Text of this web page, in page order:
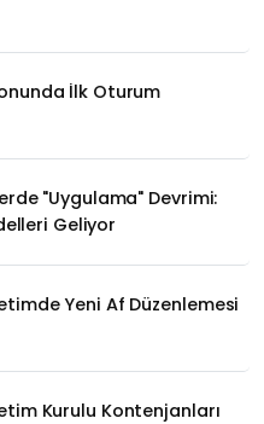
İlk Oturum
"Uygulama" Devrimi:
Geliyor
Yeni Af Düzenlemesi
Kurulu Kontenjanları